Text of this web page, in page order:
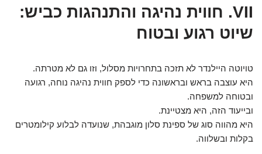
VII. חווית נהיגה והתנהגות כביש:
שיוט רגוע ובטוח
טויוטה היילנדר לא תזכה בתחרויות מסלול, וזו גם לא מטרתה.
היא עוצבה בראש ובראשונה כדי לספק חווית נהיגה נוחה, רגועה
ובטוחה למשפחה.
ובייעוד הזה, היא מצטיינת.
היא מהווה סוג של ספינת סלון מוגבהת, שנועדה לבלוע קילומטרים
בקלות ובשלווה.